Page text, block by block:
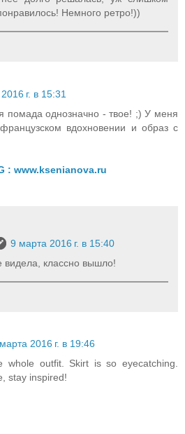
Немного ретро!))
г. в 15:31
помада однозначно - твое! ;) У меня
вдохновении и образ с
: www.ksenianova.ru
9 марта 2016 г. в 15:40
видела, классно вышло!
2016 г. в 19:46
whole outfit. Skirt is so eyecatching.
stay inspired!